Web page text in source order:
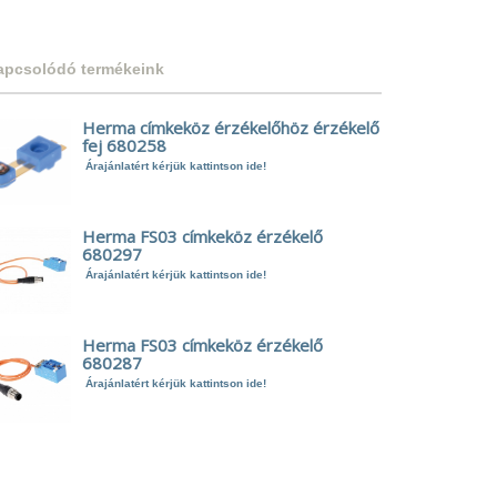
termékeink
Herma címkeköz érzékelőhöz érzékelő
fej 680258
Árajánlatért kérjük kattintson ide!
Herma FS03 címkeköz érzékelő
680297
Árajánlatért kérjük kattintson ide!
Herma FS03 címkeköz érzékelő
680287
Árajánlatért kérjük kattintson ide!